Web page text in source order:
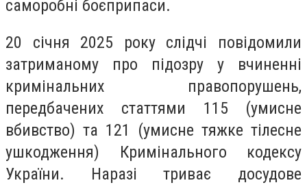
саморобні боєприпаси.
20 січня 2025 року слідчі повідомили
затриманому про підозру у вчиненні
кримінальних правопорушень,
передбачених статтями 115 (умисне
вбивство) та 121 (умисне тяжке тілесне
ушкодження) Кримінального кодексу
України. Наразі триває досудове